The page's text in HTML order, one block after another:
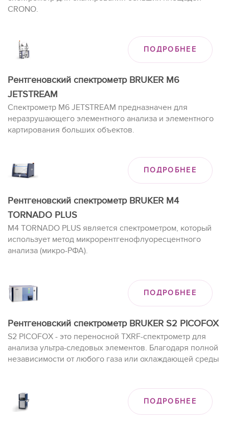
CRONO.
ПОДРОБНЕЕ
Рентгеновский спектрометр BRUKER M6
JETSTREAM
Спектрометр M6 JETSTREAM предназначен для
неразрушающего элементного анализа и элементного
картирования больших объектов.
ПОДРОБНЕЕ
Рентгеновский спектрометр BRUKER M4
TORNADO PLUS
M4 TORNADO PLUS является спектрометром, который
использует метод микрорентгенофлуоресцентного
анализа (микро-РФА).
могут быть нефтяные керны, куски геологических
объектов, кости, предметы искусства, образцы керамик -
любые образцы неправильной формы, а также микро
включений в образце.
ПОДРОБНЕЕ
Рентгеновский спектрометр BRUKER S2 PICOFOX
S2 PICOFOX - это переносной TXRF-спектрометр для
анализа ультра-следовых элементов. Благодаря полной
независимости от любого газа или охлаждающей среды
условиях.
ПОДРОБНЕЕ